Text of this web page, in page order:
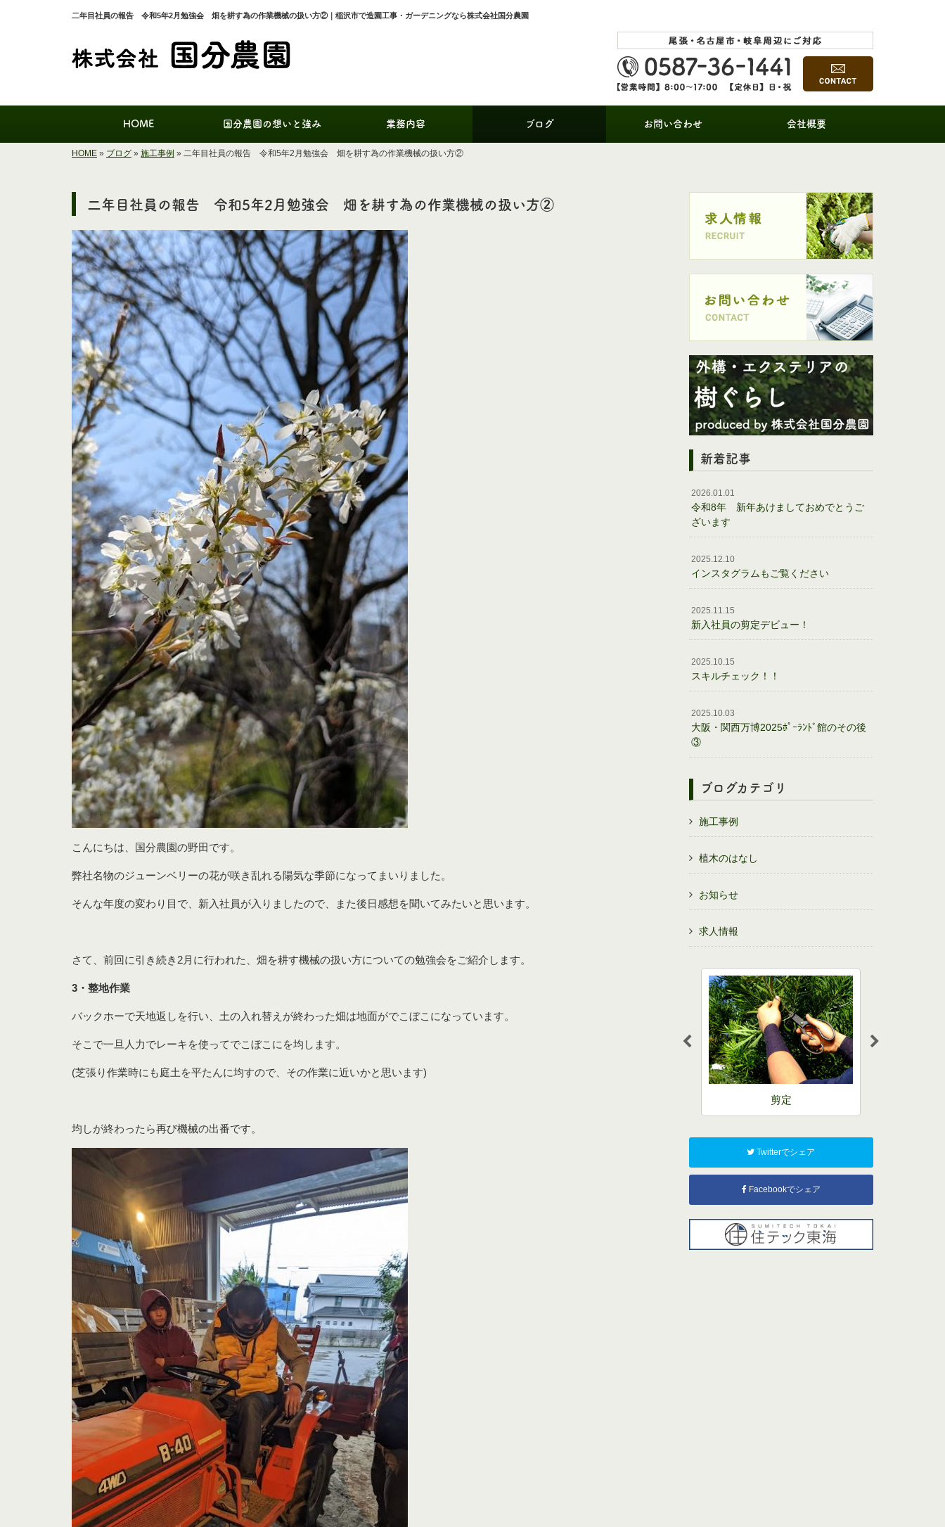
二年目社員の報告 令和5年2月勉強会 畑を耕す為の作業機械の扱い方②｜稲沢市で造園工事・ガーデニングなら株式会社国分農園
HOME 国分農園の想いと強み 業務内容 ブログ お問い合わせ 会社概要
HOME » ブログ » 施工事例 » 二年目社員の報告 令和5年2月勉強会 畑を耕す為の作業機械の扱い方②
二年目社員の報告 令和5年2月勉強会 畑を耕す為の作業機械の扱い方②
こんにちは、国分農園の野田です。
弊社名物のジューンベリーの花が咲き乱れる陽気な季節になってまいりました。
そんな年度の変わり目で、新入社員が入りましたので、また後日感想を聞いてみたいと思います。
さて、前回に引き続き2月に行われた、畑を耕す機械の扱い方についての勉強会をご紹介します。
3・整地作業
バックホーで天地返しを行い、土の入れ替えが終わった畑は地面がでこぼこになっています。
そこで一旦人力でレーキを使ってでこぼこにを均します。
(芝張り作業時にも庭土を平たんに均すので、その作業に近いかと思います)
均しが終わったら再び機械の出番です。
新着記事
2026.01.01
令和8年 新年あけましておめでとうご
ざいます
2025.12.10
インスタグラムもご覧ください
2025.11.15
新入社員の剪定デビュー！
2025.10.15
スキルチェック！！
2025.10.03
大阪・関西万博2025ﾎﾟｰﾗﾝﾄﾞ館のその後
③
ブログカテゴリ
施工事例
植木のはなし
お知らせ
求人情報
剪定
Twitterでシェア
Facebookでシェア